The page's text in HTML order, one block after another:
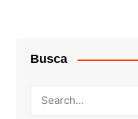
Busca